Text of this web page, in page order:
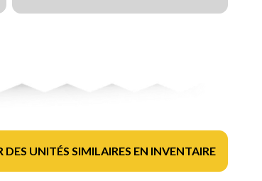
DES UNITÉS SIMILAIRES EN INVENTAIRE